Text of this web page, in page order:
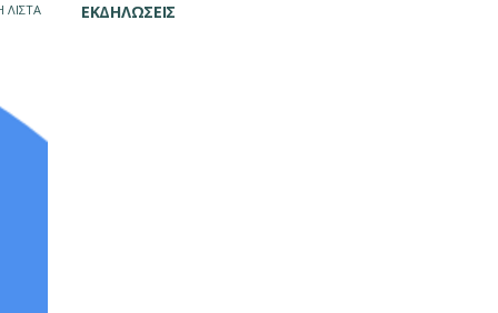
ΛΙΣΤΑ
ΕΚΔΗΛΩΣΕΙΣ